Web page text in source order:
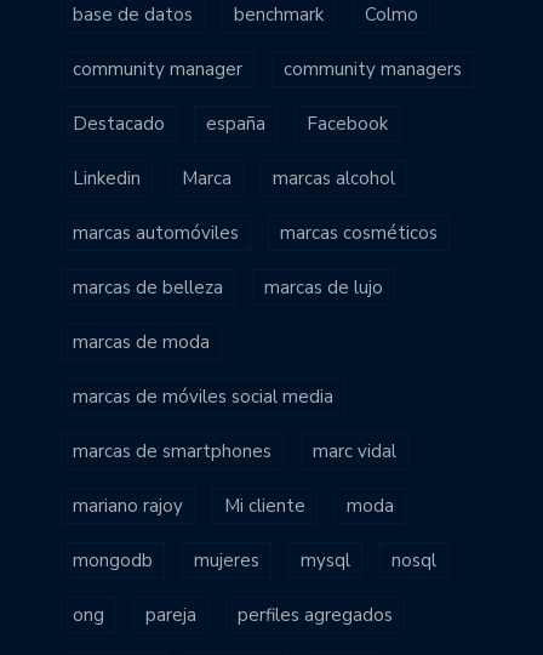
base de datos benchmark Colmo
community manager community managers
Destacado españa Facebook
Linkedin Marca marcas alcohol
marcas automóviles marcas cosméticos
marcas de belleza marcas de lujo
marcas de moda
marcas de móviles social media
marcas de smartphones marc vidal
mariano rajoy Mi cliente moda
mongodb mujeres mysql nosql
ong pareja perfiles agregados